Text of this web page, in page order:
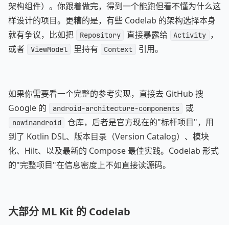
架构组件）。你跟着做完，得到一个能跑但看不懂为什么这
样设计的项目。更糟的是，有些 Codelab 的架构选择本身
就有争议，比如把
Repository 直接暴露给 Activity ，
或者
ViewModel 里持有 Context 引用。
如果你需要看一个完整的参考实现，直接去 GitHub 搜
Google 的
android-architecture-components 或
nowinandroid
仓库，后者是官方现在的"标杆项目"，用
到了 Kotlin DSL、版本目录（Version Catalog）、模块
化、Hilt、以及最新的 Compose 最佳实践。Codelab 形式
的"完整项目"在信息密度上不如直接读源码。
大部分 ML Kit 的 Codelab